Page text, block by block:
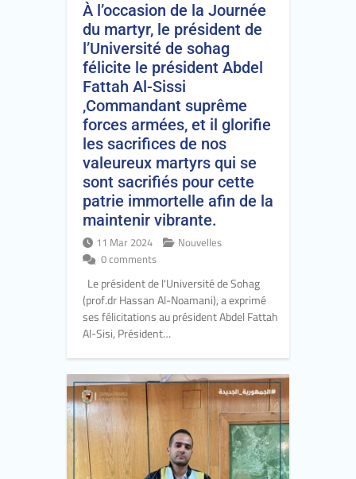
À l’occasion de la Journée
du martyr, le président de
l’Université de sohag
félicite le président Abdel
Fattah Al-Sissi
,Commandant suprême
forces armées, et il glorifie
les sacrifices de nos
valeureux martyrs qui se
sont sacrifiés pour cette
patrie immortelle afin de la
maintenir vibrante.
11 Mar 2024
Nouvelles
0 comments
Le président de l'Université de Sohag
(prof.dr Hassan Al-Noamani), a exprimé
ses félicitations au président Abdel Fattah
Al-Sisi, Président…